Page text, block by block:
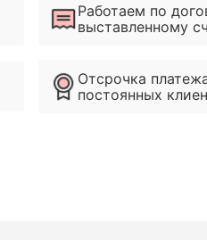
Работаем по
выставленному
Отсрочка
постоянных